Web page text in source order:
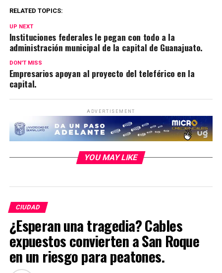
RELATED TOPICS:
UP NEXT
Instituciones federales le pegan con todo a la
administración municipal de la capital de Guanajuato.
DON'T MISS
Empresarios apoyan al proyecto del teleférico en la
capital.
ADVERTISEMENT
YOU MAY LIKE
CIUDAD
¿Esperan una tragedia? Cables
expuestos convierten a San Roque
en un riesgo para peatones.